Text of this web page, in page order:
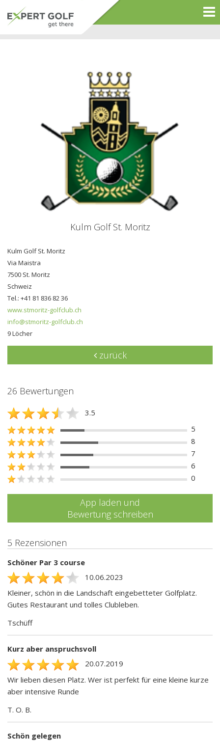
Kulm Golf St. Moritz
Kulm Golf St. Moritz
Via Maistra
7500 St. Moritz
Schweiz
Tel.: +41 81 836 82 36
www.stmoritz-golfclub.ch
info@stmoritz-golfclub.ch
9 Löcher
zurück
26 Bewertungen
3.5
5
8
7
6
0
App laden und
Bewertung schreiben
5 Rezensionen
Schöner Par 3 course
10.06.2023
Kleiner, schön in die Landschaft eingebetteter Golfplatz.
Gutes Restaurant und tolles Clubleben.
Tschüff
Kurz aber anspruchsvoll
20.07.2019
Wir lieben diesen Platz. Wer ist perfekt für eine kleine kurze
aber intensive Runde
T. O. B.
Schön gelegen